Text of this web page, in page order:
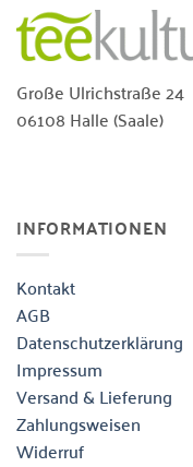
Große Ulrichstraße 24
06108 Halle (Saale)
INFORMATIONEN
Kontakt
AGB
Datenschutzerklärung
Impressum
Versand & Lieferung
Zahlungsweisen
Widerruf